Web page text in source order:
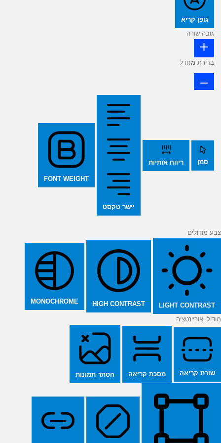
גופן קריא
גובה שורה
ברירת מחדל
סמן ריווח אותיות
יישר טקסט
FONT WEIGHT
צבע מודולים
LIGHT CONTRAST
HIGH CONTRAST
MONOCHROME
מודולי אוריינטציה
שורת קריאה מסכת קריאה הסתר תמונות